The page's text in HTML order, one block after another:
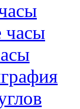
часы